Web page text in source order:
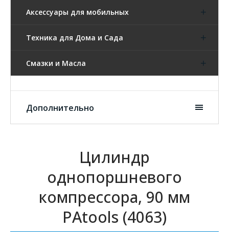
Аксессуары для мобильных
Техника для Дома и Сада
Смазки и Масла
Дополнительно
Цилиндр
однопоршневого
компрессора, 90 мм
PAtools (4063)